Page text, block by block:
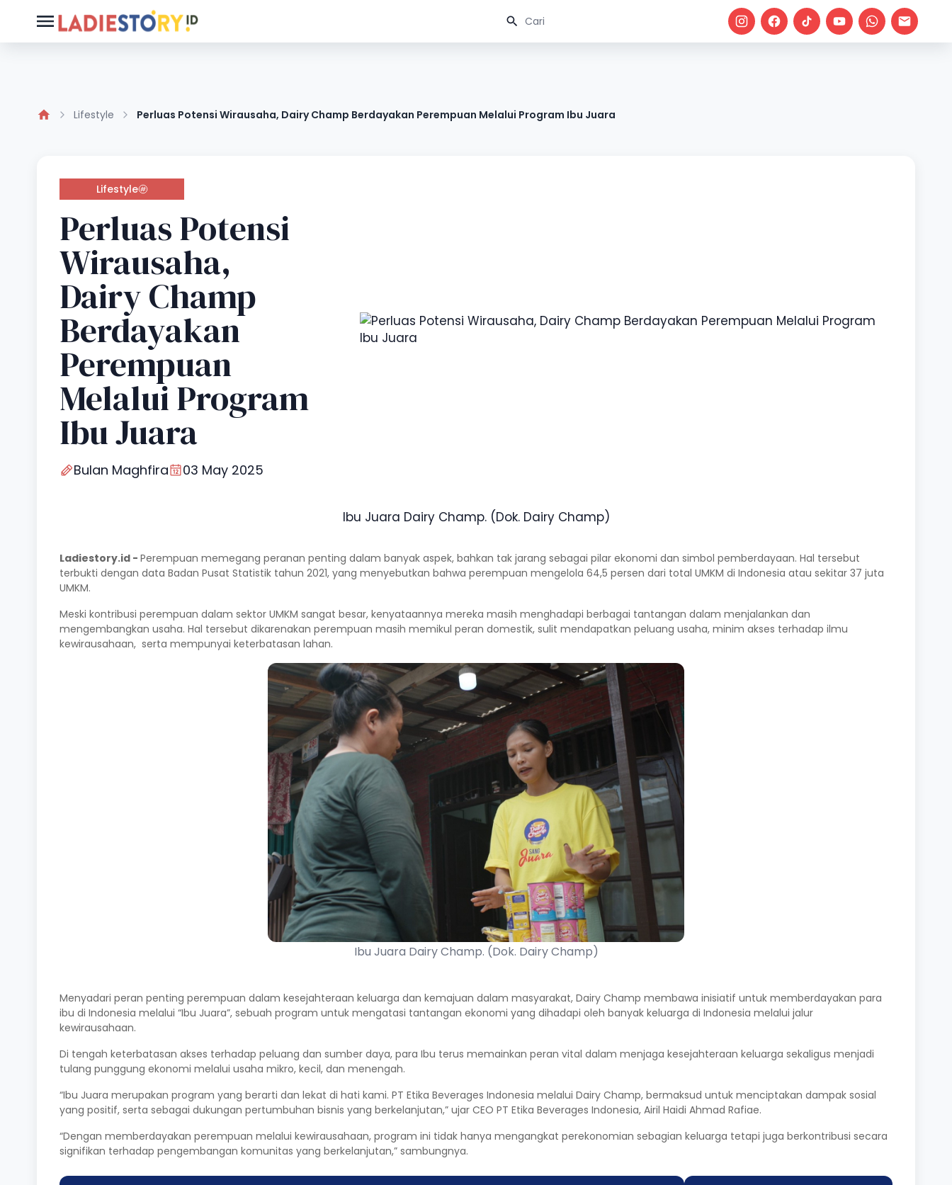
Lifestyle Perluas Potensi Wirausaha, Dairy Champ Berdayakan Perempuan Melalui Program Ibu Juara
Lifestyle
Perluas Potensi
Wirausaha,
Dairy Champ
Berdayakan
Perempuan
Melalui Program
Ibu Juara
Bulan Maghfira 03 May 2025
Ibu Juara Dairy Champ. (Dok. Dairy Champ)
Ladiestory.id - Perempuan memegang peranan penting dalam banyak aspek, bahkan tak jarang sebagai pilar ekonomi dan simbol pemberdayaan. Hal tersebut
terbukti dengan data Badan Pusat Statistik tahun 2021, yang menyebutkan bahwa perempuan mengelola 64,5 persen dari total UMKM di Indonesia atau sekitar 37 juta
UMKM.
Meski kontribusi perempuan dalam sektor UMKM sangat besar, kenyataannya mereka masih menghadapi berbagai tantangan dalam menjalankan dan
mengembangkan usaha. Hal tersebut dikarenakan perempuan masih memikul peran domestik, sulit mendapatkan peluang usaha, minim akses terhadap ilmu
kewirausahaan, serta mempunyai keterbatasan lahan.
Ibu Juara Dairy Champ. (Dok. Dairy Champ)
Menyadari peran penting perempuan dalam kesejahteraan keluarga dan kemajuan dalam masyarakat, Dairy Champ membawa inisiatif untuk memberdayakan para
ibu di Indonesia melalui “Ibu Juara”, sebuah program untuk mengatasi tantangan ekonomi yang dihadapi oleh banyak keluarga di Indonesia melalui jalur
kewirausahaan.
Di tengah keterbatasan akses terhadap peluang dan sumber daya, para Ibu terus memainkan peran vital dalam menjaga kesejahteraan keluarga sekaligus menjadi
tulang punggung ekonomi melalui usaha mikro, kecil, dan menengah.
“Ibu Juara merupakan program yang berarti dan lekat di hati kami. PT Etika Beverages Indonesia melalui Dairy Champ, bermaksud untuk menciptakan dampak sosial
yang positif, serta sebagai dukungan pertumbuhan bisnis yang berkelanjutan,” ujar CEO PT Etika Beverages Indonesia, Airil Haidi Ahmad Rafiae.
“Dengan memberdayakan perempuan melalui kewirausahaan, program ini tidak hanya mengangkat perekonomian sebagian keluarga tetapi juga berkontribusi secara
signifikan terhadap pengembangan komunitas yang berkelanjutan,” sambungnya.